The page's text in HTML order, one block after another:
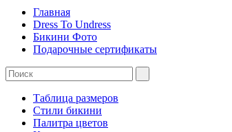
Главная
Dress To Undress
Бикини Фото
Подарочные сертификаты
Таблица размеров
Стили бикини
Палитра цветов